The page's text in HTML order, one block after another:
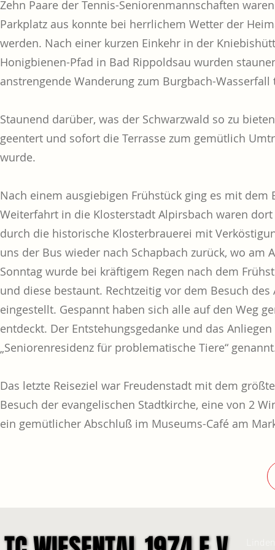
Zehn Paare der Tennis-Seniorenmannschaften
Parkplatz aus konnte bei herrlichem Wetter der
werden. Nach einer kurzen Einkehr in der
Honigbienen-Pfad in Bad Rippoldsau wurden
anstrengende Wanderung zum Burgbach-
Staunend darüber, was der Schwarzwald so zu
geentert und sofort die Terrasse zum gemütlich
wurde.
Nach einem ausgiebigen Frühstück ging es mit
Weiterfahrt in die Klosterstadt Alpirsbach waren
durch die historische Klosterbrauerei mit
uns der Bus wieder nach Schapbach zurück, wo
Sonntag wurde bei kräftigem Regen nach dem
und diese bestaunt. Rechtzeitig vor dem Besuch
eingestellt. Gespannt haben sich alle auf den Weg
entdeckt. Der Entstehungsgedanke und das
„Seniorenresidenz für problematische Tiere“
Das letzte Reiseziel war Freudenstadt mit dem
Besuch der evangelischen Stadtkirche, eine von 2
ein gemütlicher Abschluß im Museums-Café am